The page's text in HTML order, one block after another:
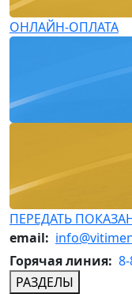
ОНЛАЙН-ОПЛАТА
ПЕРЕДАТЬ
email:
Горячая линия:
РАЗДЕЛЫ